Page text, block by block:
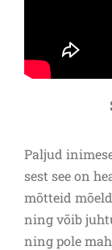
Paljud
sest see on
mõtteid
ning võib
ning pole